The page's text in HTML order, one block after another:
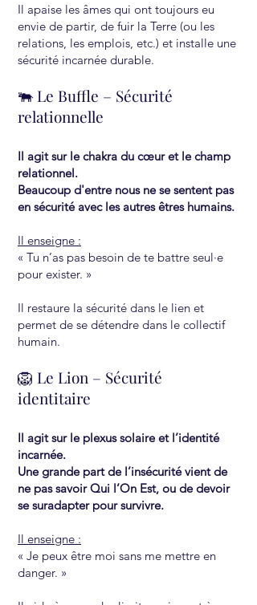
Il apaise les âmes qui ont toujours eu
envie de partir, de fuir la Terre (ou les
relations, les emplois, etc.) et installe une
sécurité incarnée durable.
🐃 Le Buffle – Sécurité
relationnelle
Il agit sur le chakra du cœur et le champ
relationnel.
Beaucoup d'entre nous ne se sentent pas
en sécurité avec les autres êtres humains.
Il enseigne :
« Tu n’as pas besoin de te battre seul·e
pour exister. »
Il restaure la sécurité dans le lien et
permet de se détendre dans le collectif
humain.
🦁 Le Lion – Sécurité
identitaire
Il agit sur le plexus solaire et l’identité
incarnée.
Une grande part de l’insécurité vient de
ne pas savoir Qui l’On Est, ou de devoir
se suradapter pour survivre.
Il enseigne :
« Je peux être moi sans me mettre en
danger. »